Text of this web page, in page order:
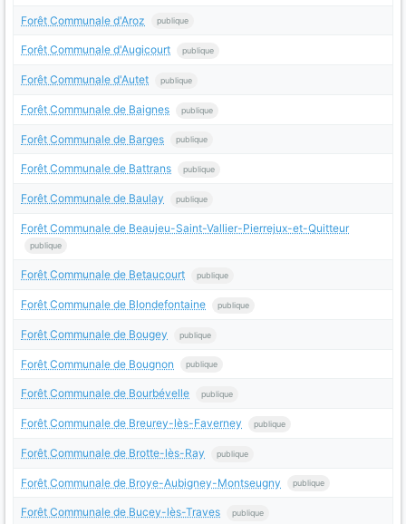
Forêt Communale d'Aroz publique
Forêt Communale d'Augicourt publique
Forêt Communale d'Autet publique
Forêt Communale de Baignes publique
Forêt Communale de Barges publique
Forêt Communale de Battrans publique
Forêt Communale de Baulay publique
Forêt Communale de Beaujeu-Saint-Vallier-Pierrejux-et-Quitteur
publique
Forêt Communale de Betaucourt publique
Forêt Communale de Blondefontaine publique
Forêt Communale de Bougey publique
Forêt Communale de Bougnon publique
Forêt Communale de Bourbévelle publique
Forêt Communale de Breurey-lès-Faverney publique
Forêt Communale de Brotte-lès-Ray publique
Forêt Communale de Broye-Aubigney-Montseugny publique
Forêt Communale de Bucey-lès-Traves publique